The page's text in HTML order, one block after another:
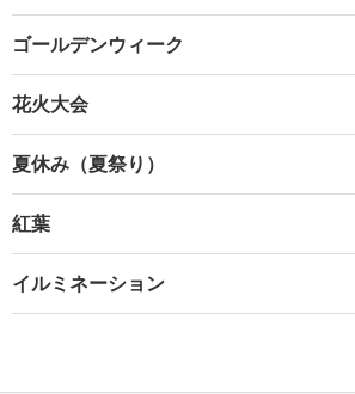
ゴールデンウィーク
花火大会
夏休み（夏祭り）
紅葉
イルミネーション